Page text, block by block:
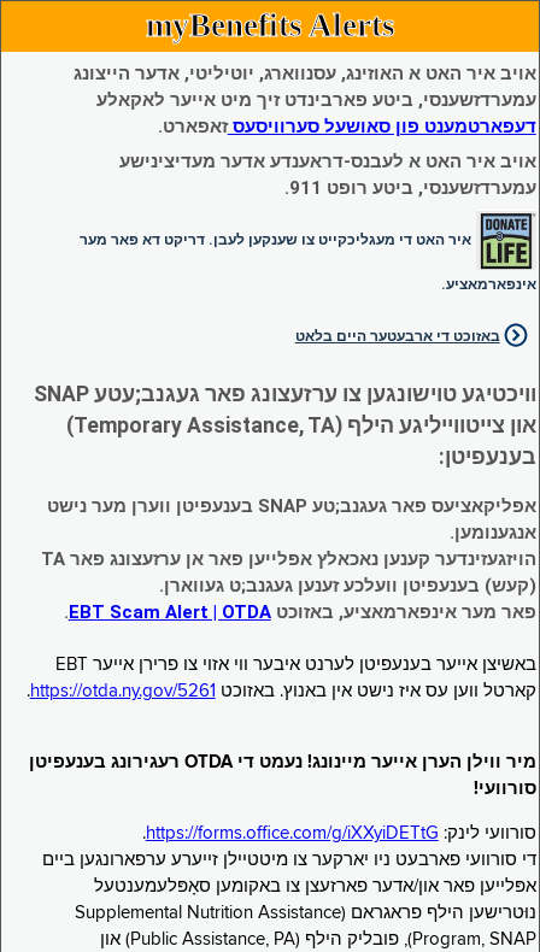
myBenefits Alerts
אויב איר האט א האוזינג, עסנווארג, יוטיליטי, אדער הייצונג
עמערדזשענסי, ביטע פארבינדט זיך מיט אייער לאקאלע
דעפארטמענט פון סאושעל סערוויסעסזאפארט.
אויב איר האט א לעבנס-דראענדע אדער מעדיצינישע
עמערדזשענסי, ביטע רופט 911.
איר האט די מעגליכקייט צו שענקען לעבן. דריקט דא פאר מער
אינפארמאציע.
באזוכט די ארבעטער היים בלאט
וויכטיגע טוישונגען צו ערזעצונג פאר געגנב;עטע SNAP
און צייטווייליגע הילף (Temporary Assistance, TA)
בענעפיטן:
אפליקאציעס פאר געגנב;טע SNAP בענעפיטן ווערן מער נישט
אנגענומען.
הויזגעזינדער קענען נאכאלץ אפּלייען פאר אן ערזעצונג פאר TA
(קעש) בענעפיטן וועלכע זענען געגנב;ט געווארן.
פאר מער אינפארמאציע, באזוכטEBT Scam Alert | OTDA
.
באשיצן אייער בענעפיטן לערנט איבער ווי אזוי צו פרירן אייער EBT
קארטל ווען עס איז נישט אין באנוץ. באזוכט https://otda.ny.gov/5261
.
מיר ווילן הערן אייער מיינונג! נעמט די OTDA רעגירונג בענעפיטן
סורוועי!
סורוועי לינק: https://forms.office.com/g/iXXyiDETtG
.
די סורוועי פארבעט ניו יארקער צו מיטטיילן זייערע ערפארונגען ביים
אפּלייען פאר און/אדער פארזעצן צו באקומען סאָפּלעמענטעל
נוּטרישען הילף פראגראם (Supplemental Nutrition Assistance
Program, SNAP), פובליק הילף (Public Assistance, PA) און